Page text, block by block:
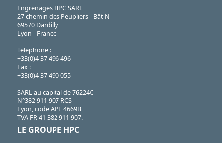
Engrenages HPC SARL
27 chemin des Peupliers - Bât N
69570 Dardilly
Lyon - France
Téléphone :
+33(0)4 37 496 496
Fax :
+33(0)4 37 490 055
SARL au capital de 76224€
N°382 911 907 RCS
Lyon, code APE 4669B
TVA FR 41 382 911 907.
LE GROUPE HPC